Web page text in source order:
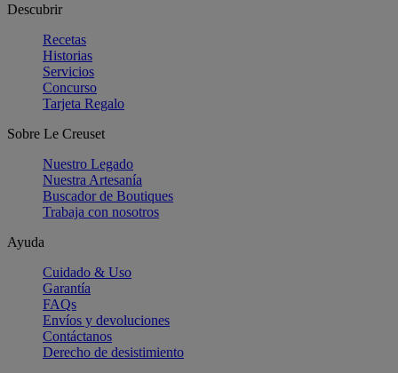
Descubrir
Recetas
Historias
Servicios
Concurso
Tarjeta Regalo
Sobre Le Creuset
Nuestro Legado
Nuestra Artesanía
Buscador de Boutiques
Trabaja con nosotros
Ayuda
Cuidado & Uso
Garantía
FAQs
Envíos y devoluciones
Contáctanos
Derecho de desistimiento